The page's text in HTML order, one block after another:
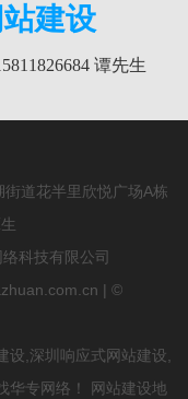
建设
谭先生
道花半里欣悦广场A栋
科技有限公司
| ©
设 ,深圳响应式网站建设,
华专网络！
网站建设地